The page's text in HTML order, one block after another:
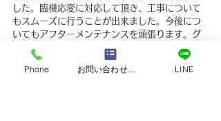
した。臨機応変に対応して頂き、工事について
もスムーズに行うことが出来ました。今後につ
いてもアフターメンテナンスを頑張ります。グ
ッドハートをご利用頂き、本当にありがとうご
ざいました。
Phone お問い合わせフォーム LINE